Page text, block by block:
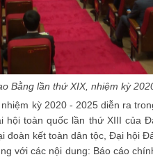
Bằng lần thứ XIX, nhiệm kỳ
kỳ 2020 - 2025 diễn ra
toàn quốc lần thứ XIII của
kết toàn dân tộc, Đại hội
với các nội dung: Báo cáo